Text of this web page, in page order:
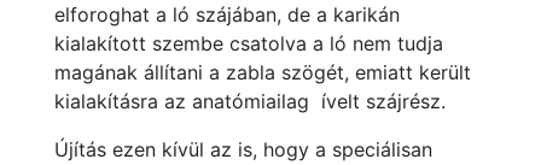
elforoghat a ló szájában, de a karikán
kialakított szembe csatolva a ló nem tudja
magának állítani a zabla szögét, emiatt került
kialakításra az anatómiailag ívelt szájrész.
Újítás ezen kívül az is, hogy a speciálisan